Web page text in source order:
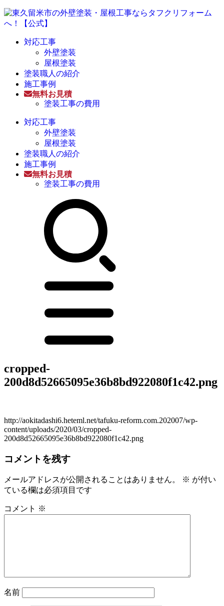
対応工事
外壁塗装
屋根塗装
塗装職人の紹介
施工事例
無料お見積
塗装工事の費用
対応工事
外壁塗装
屋根塗装
塗装職人の紹介
施工事例
無料お見積
塗装工事の費用
cropped-
200d8d52665095e36b8bd922080f1c42.png
http://aokitadashi6.heteml.net/tafuku-reform.com.202007/wp-
content/uploads/2020/03/cropped-
200d8d52665095e36b8bd922080f1c42.png
コメントを残す
メールアドレスが公開されることはありません。 ※ が付い
ている欄は必須項目です
コメント ※
名前